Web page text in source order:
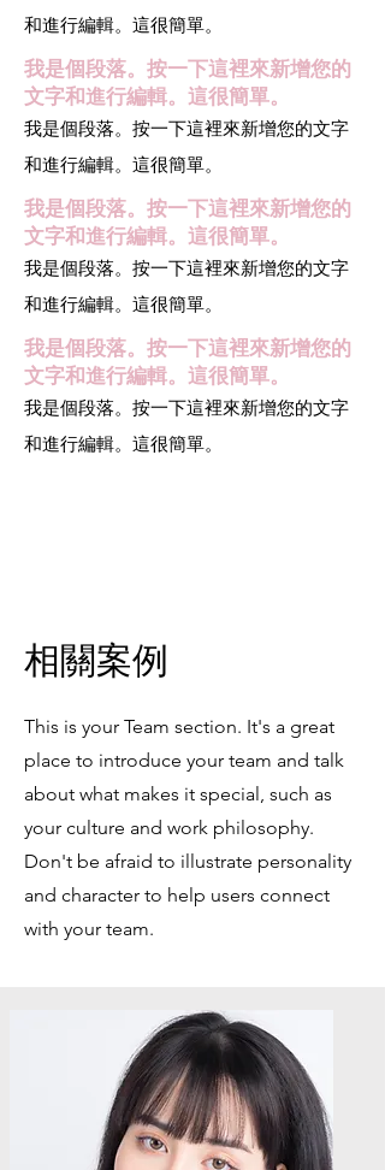
和進行編輯。這很簡單。
我是個段落。按一下這裡來新增您的
文字和進行編輯。這很簡單。
我是個段落。按一下這裡來新增您的文字
和進行編輯。這很簡單。
我是個段落。按一下這裡來新增您的
文字和進行編輯。這很簡單。
我是個段落。按一下這裡來新增您的文字
和進行編輯。這很簡單。
我是個段落。按一下這裡來新增您的
文字和進行編輯。這很簡單。
我是個段落。按一下這裡來新增您的文字
和進行編輯。這很簡單。
相關案例
This is your Team section. It's a great
place to introduce your team and talk
about what makes it special, such as
your culture and work philosophy.
Don't be afraid to illustrate personality
and character to help users connect
with your team.